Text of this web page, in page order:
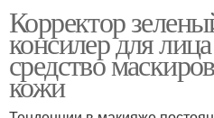
Корректор
консилер для
средство
кожи